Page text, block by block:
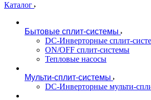
Каталог
Бытовые сплит-системы
DC-Инверторные сплит-
ON/OFF сплит-системы
Тепловые насосы
Мульти-сплит-системы
DC-Инверторные мульти-